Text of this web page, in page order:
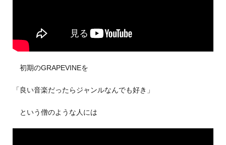
初期のGRAPEVINEを
「良い音楽だったらジャンルなんでも好き」
という僧のような人には